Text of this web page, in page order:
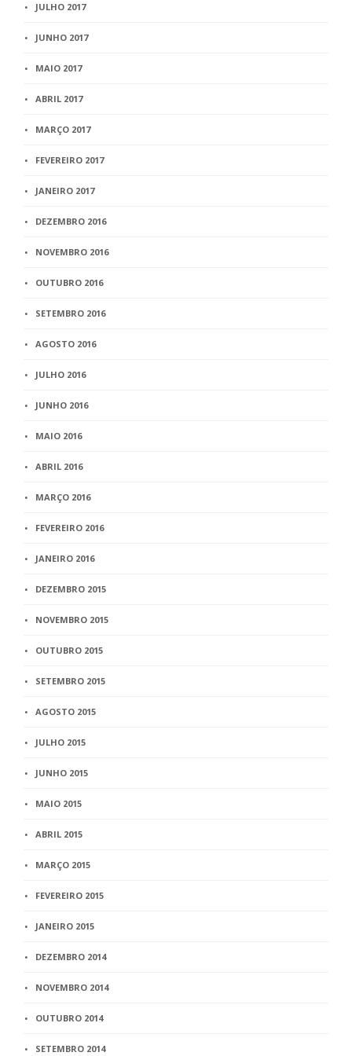
JULHO 2017
JUNHO 2017
MAIO 2017
ABRIL 2017
MARÇO 2017
FEVEREIRO 2017
JANEIRO 2017
DEZEMBRO 2016
NOVEMBRO 2016
OUTUBRO 2016
SETEMBRO 2016
AGOSTO 2016
JULHO 2016
JUNHO 2016
MAIO 2016
ABRIL 2016
MARÇO 2016
FEVEREIRO 2016
JANEIRO 2016
DEZEMBRO 2015
NOVEMBRO 2015
OUTUBRO 2015
SETEMBRO 2015
AGOSTO 2015
JULHO 2015
JUNHO 2015
MAIO 2015
ABRIL 2015
MARÇO 2015
FEVEREIRO 2015
JANEIRO 2015
DEZEMBRO 2014
NOVEMBRO 2014
OUTUBRO 2014
SETEMBRO 2014